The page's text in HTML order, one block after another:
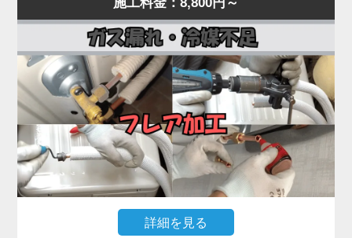
まで一貫対応。
最短即日対応で、内部の詰まりや劣化を根本から取
り除き、再発を防ぎます。
水漏れに気付いたら、お早めにプロの点検をご依頼
ください。
常が原因として考えられます。
経年劣化により、室外機内部のベアリングが摩耗し
てうなり音が出たり、ファン羽根に枯葉や異物が当
たって異音を発する事例も多く見られます。
「家電の達人」では、こうした異音・振動トラブル
に対して、室外機の分解点検・ファン羽根の調整・
モーター動作確認を行い、必要に応じて部品交換を
実施。
特にコンプレッサーから低い唸り音が継続する場合
は、内部の冷媒圧縮機構が故障している可能性があ
り、早期対応が重要です。
詳細を見る